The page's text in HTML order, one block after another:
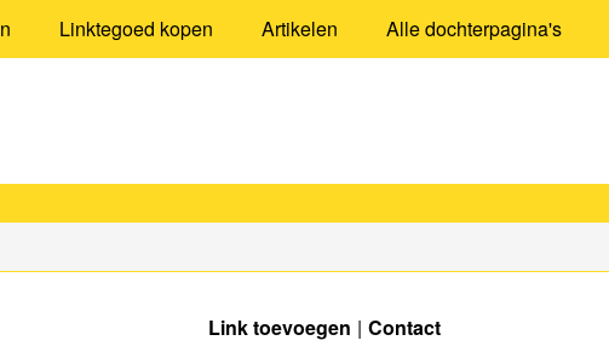
Linktegoed kopen Artikelen Alle dochterpagina's
Link toevoegen Contact